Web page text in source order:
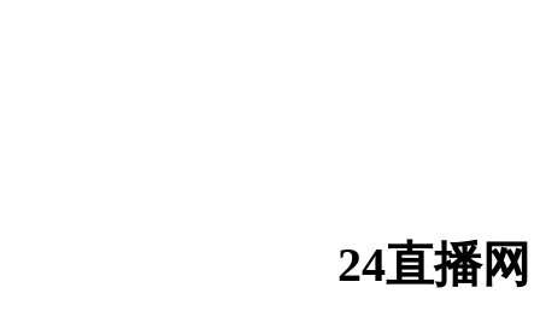
24直播网